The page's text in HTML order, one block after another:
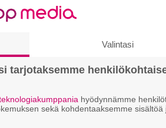
Valintasi
tarjotaksemme
hyödynnämme
sekä kohdentaaksemme sisältöä